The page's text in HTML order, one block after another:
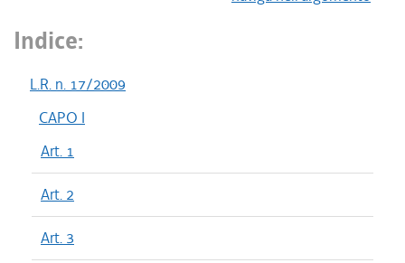
Indice:
L.R. n. 17/2009
CAPO I
Art. 1
Art. 2
Art. 3